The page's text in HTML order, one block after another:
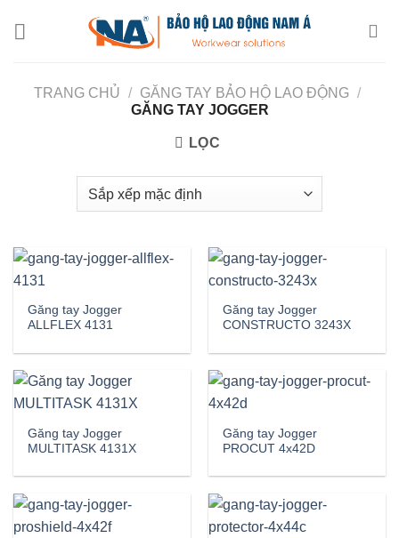
TRANG CHỦ
/ GĂNG TAY BẢO HỘ LAO ĐỘNG /
GĂNG TAY JOGGER
LỌC
Găng tay Jogger
ALLFLEX 4131
Găng tay Jogger
CONSTRUCTO 3243X
Găng tay Jogger
MULTITASK 4131X
Găng tay Jogger
PROCUT 4x42D